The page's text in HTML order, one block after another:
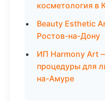
косметология в
Beauty Esthetic
Ростов-на-Дону
ИП Harmony Art
процедуры для
на-Амуре